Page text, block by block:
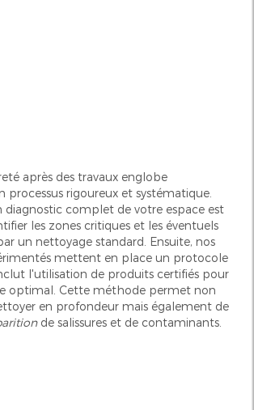
après des travaux englobe
processus rigoureux et systématique.
diagnostic complet de votre espace est
les zones critiques et les éventuels
un nettoyage standard. Ensuite, nos
mettent en place un protocole
l'utilisation de produits certifiés pour
optimal. Cette méthode permet non
en profondeur mais également de
de salissures et de contaminants.